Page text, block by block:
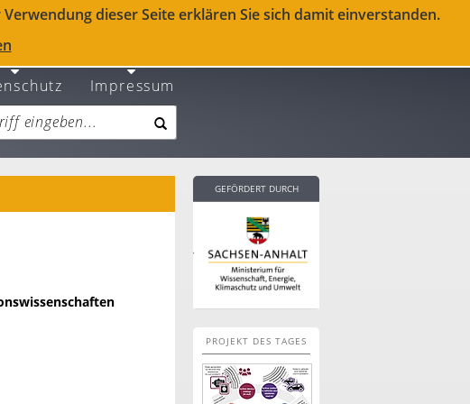
dieser Seite erklären Sie sich damit einverstanden.
Impressum
GEFÖRDERT DURCH
PROJEKT DES TAGES